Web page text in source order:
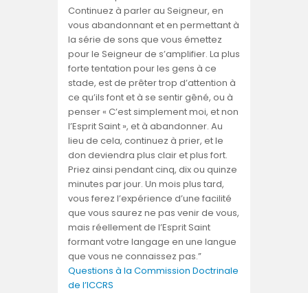
Continuez à parler au Seigneur, en
vous abandonnant et en permettant à
la série de sons que vous émettez
pour le Seigneur de s’amplifier. La plus
forte tentation pour les gens à ce
stade, est de prêter trop d’attention à
ce qu’ils font et à se sentir gêné, ou à
penser « C’est simplement moi, et non
l’Esprit Saint », et à abandonner. Au
lieu de cela, continuez à prier, et le
don deviendra plus clair et plus fort.
Priez ainsi pendant cinq, dix ou quinze
minutes par jour. Un mois plus tard,
vous ferez l’expérience d’une facilité
que vous saurez ne pas venir de vous,
mais réellement de l’Esprit Saint
formant votre langage en une langue
que vous ne connaissez pas.”
Questions à la Commission Doctrinale
de l’ICCRS